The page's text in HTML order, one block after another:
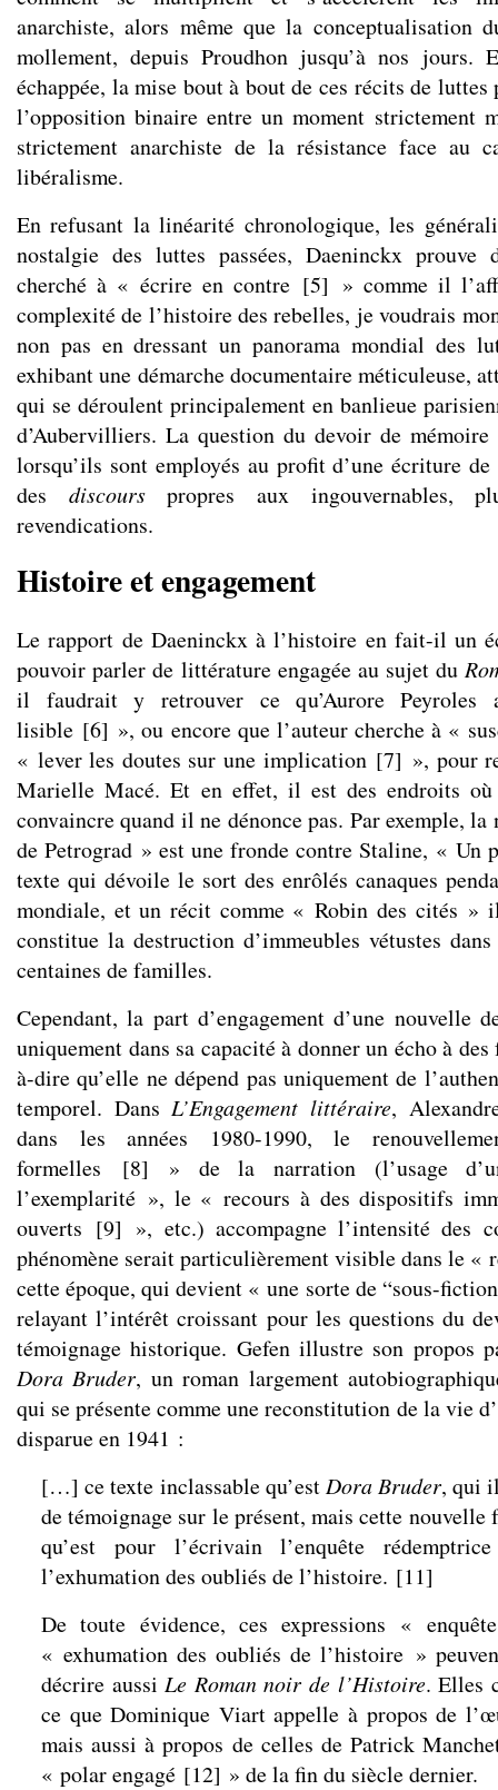
anarchiste, alors même que la conceptualisation
mollement, depuis Proudhon jusqu’à nos jours.
échappée, la mise bout à bout de ces récits de
l’opposition binaire entre un moment strictement
strictement anarchiste de la résistance face au
libéralisme.
En refusant la linéarité chronologique, les
nostalgie des luttes passées, Daeninckx
cherché à « écrire en contre [5] » comme il
complexité de l’histoire des rebelles, je voudrais
non pas en dressant un panorama mondial des
exhibant une démarche documentaire méticuleuse,
qui se déroulent principalement en banlieue
d’Aubervilliers. La question du devoir de
lorsqu’ils sont employés au profit d’une écriture
des discourspropres aux ingouvernables,
revendications.
Histoire et engagement
Le rapport de Daeninckx à l’histoire en fait-il un
pouvoir parler de littérature engagée au sujet du
il faudrait y retrouver ce qu’Aurore Peyroles
lisible [6] », ou encore que l’auteur cherche à «
« lever les doutes sur une implication[7] », pour
Marielle Macé. Et en effet, il est des endroits où
convaincre quand il ne dénonce pas. Par exemple,
de Petrograd » est une fronde contre Staline, « Un
texte qui dévoile le sort des enrôlés canaques
mondiale, et un récit comme « Robin des cités »
constitue la destruction d’immeubles vétustes
centaines de familles.
Cependant, la part d’engagement d’une nouvelle
uniquement dans sa capacité à donner un écho à
à-dire qu’elle ne dépend pas uniquement de
temporel. DansL’Engagement littéraire,
dans les années 1980-1990, le
formelles [8] » de la narration (l’usage
l’exemplarité », le « recours à des dispositifs
ouverts [9] », etc.) accompagne l’intensité des
phénomène serait particulièrement visible dans le «
cette époque, qui devient « une sorte de “sous-
relayant l’intérêt croissant pour les questions du
témoignage historique. Gefen illustre son propos
Dora Bruder, un roman largement
qui se présente comme une reconstitution de la vie
disparue en 1941 :
[…] ce texte inclassable qu’est Dora Bruder, qui
de témoignage sur le présent, mais cette nouvelle
qu’est pour l’écrivain l’enquête
l’exhumation des oubliés de l’histoire. [11]
De toute évidence, ces expressions «
« exhumation des oubliés de l’histoire »
décrire aussiLe Roman noir de l’Histoire. Elles
ce que Dominique Viart appelle à propos de
mais aussi à propos de celles de Patrick
« polar engagé [12] » de la fin du siècle dernier.